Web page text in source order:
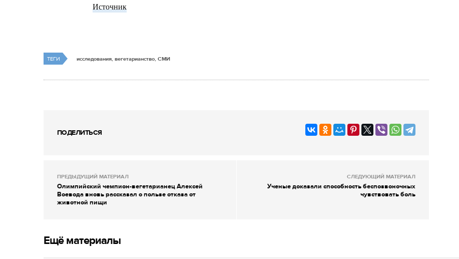
Источник
ТЕГИ исследования, вегетарианство, СМИ
ПОДЕЛИТЬСЯ
ПРЕДЫДУЩИЙ МАТЕРИАЛ
Олимпийский чемпион-вегетарианец Алексей
Воевода вновь рассказал о пользе отказа от
животной пищи
СЛЕДУЮЩИЙ МАТЕРИАЛ
Ученые доказали способность беспозвоночных
чувствовать боль
Ещё материалы